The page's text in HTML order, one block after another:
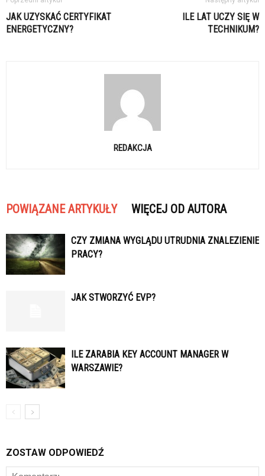
JAK UZYSKAĆ CERTYFIKAT
ENERGETYCZNY?
ILE LAT UCZY SIĘ W
TECHNIKUM?
REDAKCJA
POWIĄZANE ARTYKUŁY WIĘCEJ OD AUTORA
CZY ZMIANA WYGLĄDU UTRUDNIA ZNALEZIENIE
PRACY?
JAK STWORZYĆ EVP?
ILE ZARABIA KEY ACCOUNT MANAGER W
WARSZAWIE?
ZOSTAW ODPOWIEDŹ